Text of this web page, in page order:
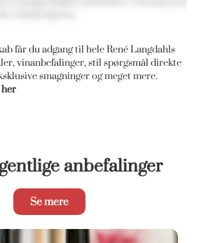
får du adgang til hele René Langdahls
vinanbefalinger, stil spørgsmål direkte
smagninger og meget mere.
anbefalinger
Se mere